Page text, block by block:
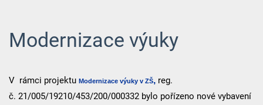
Modernizace výuky
V rámci projektu Modernizace výuky v ZŠ, reg.
č. 21/005/19210/453/200/000332 bylo pořízeno nové vybavení